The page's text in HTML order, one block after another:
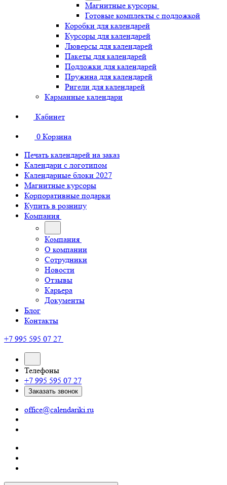
Магнитные курсоры
Готовые комплекты с подложкой
Коробки для календарей
Курсоры для календарей
Люверсы для календарей
Пакеты для календарей
Подложки для календарей
Пружина для календарей
Ригели для календарей
Карманные календари
Кабинет
0 Корзина
Печать календарей на заказ
Календари с логотипом
Календарные блоки 2027
Магнитные курсоры
Корпоративные подарки
Купить в розницу
Компания
Компания
О компании
Сотрудники
Новости
Отзывы
Карьера
Документы
Блог
Контакты
+7 995 595 07 27
Телефоны
+7 995 595 07 27
Заказать звонок
office@calendariki.ru